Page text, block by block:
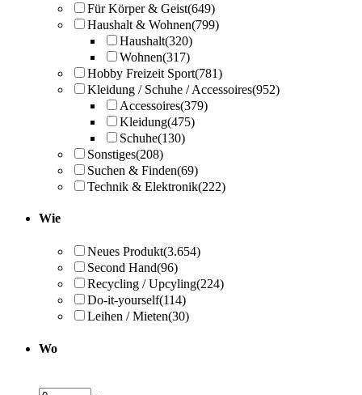
Für Körper & Geist(649)
Haushalt & Wohnen(799)
Haushalt(320)
Wohnen(317)
Hobby Freizeit Sport(781)
Kleidung / Schuhe / Accessoires(952)
Accessoires(379)
Kleidung(475)
Schuhe(130)
Sonstiges(208)
Suchen & Finden(69)
Technik & Elektronik(222)
Wie
Neues Produkt(3.654)
Second Hand(96)
Recycling / Upcyling(224)
Do-it-yourself(114)
Leihen / Mieten(30)
Wo